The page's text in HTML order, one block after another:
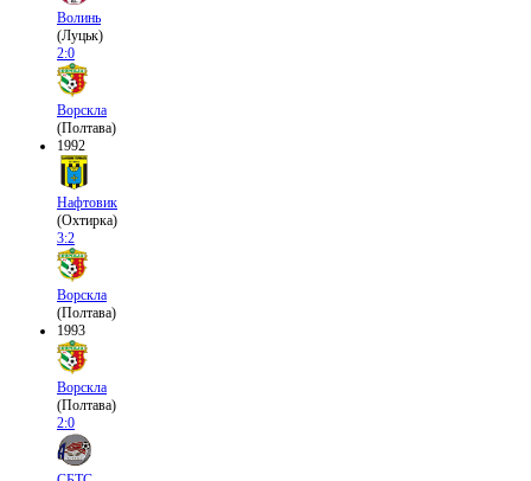
Волинь
(Луцьк)
2:0
Ворскла
(Полтава)
1992
Нафтовик
(Охтирка)
3:2
Ворскла
(Полтава)
1993
Ворскла
(Полтава)
2:0